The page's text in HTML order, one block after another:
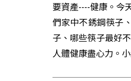
要資產----健康。今
們家中不銹鋼筷子
子、哪些筷子最好
人體健康盡心力。